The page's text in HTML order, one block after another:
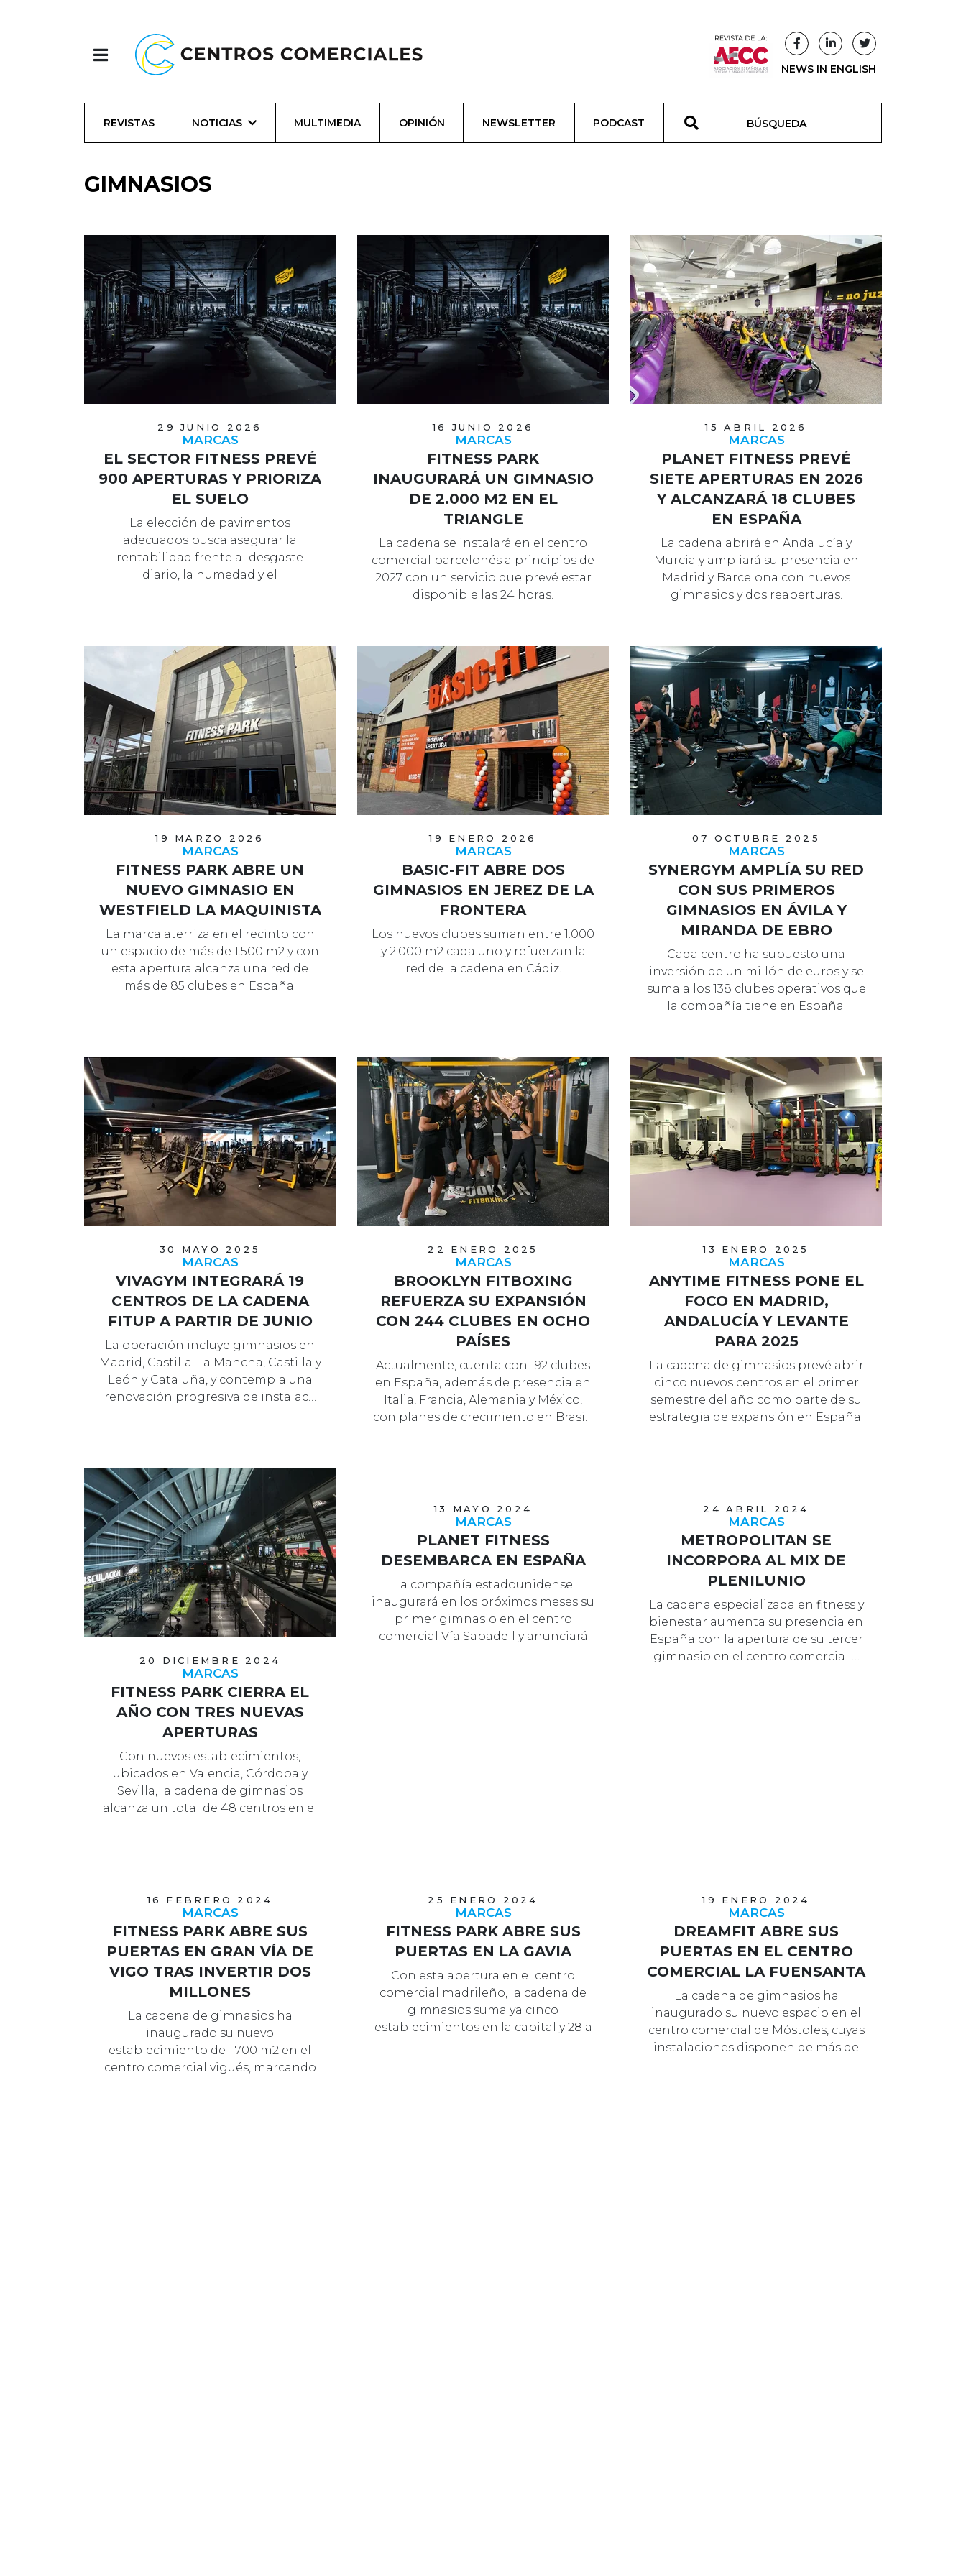
NEWS IN ENGLISH
REVISTAS NOTICIAS MULTIMEDIA OPINIÓN NEWSLETTER PODCAST
GIMNASIOS
29 JUNIO 2026
MARCAS
EL SECTOR FITNESS PREVÉ
900 APERTURAS Y PRIORIZA
EL SUELO
La elección de pavimentos
adecuados busca asegurar la
rentabilidad frente al desgaste
diario, la humedad y el
16 JUNIO 2026
MARCAS
FITNESS PARK
INAUGURARÁ UN GIMNASIO
DE 2.000 M2 EN EL
TRIANGLE
La cadena se instalará en el centro
comercial barcelonés a principios de
2027 con un servicio que prevé estar
disponible las 24 horas.
15 ABRIL 2026
MARCAS
PLANET FITNESS PREVÉ
SIETE APERTURAS EN 2026
Y ALCANZARÁ 18 CLUBES
EN ESPAÑA
La cadena abrirá en Andalucía y
Murcia y ampliará su presencia en
Madrid y Barcelona con nuevos
gimnasios y dos reaperturas.
19 MARZO 2026
MARCAS
FITNESS PARK ABRE UN
NUEVO GIMNASIO EN
WESTFIELD LA MAQUINISTA
La marca aterriza en el recinto con
un espacio de más de 1.500 m2 y con
esta apertura alcanza una red de
más de 85 clubes en España.
19 ENERO 2026
MARCAS
BASIC-FIT ABRE DOS
GIMNASIOS EN JEREZ DE LA
FRONTERA
Los nuevos clubes suman entre 1.000
y 2.000 m2 cada uno y refuerzan la
red de la cadena en Cádiz.
07 OCTUBRE 2025
MARCAS
SYNERGYM AMPLÍA SU RED
CON SUS PRIMEROS
GIMNASIOS EN ÁVILA Y
MIRANDA DE EBRO
Cada centro ha supuesto una
inversión de un millón de euros y se
suma a los 138 clubes operativos que
la compañía tiene en España.
30 MAYO 2025
MARCAS
VIVAGYM INTEGRARÁ 19
CENTROS DE LA CADENA
FITUP A PARTIR DE JUNIO
La operación incluye gimnasios en
Madrid, Castilla-La Mancha, Castilla y
León y Cataluña, y contempla una
renovación progresiva de instalac…
22 ENERO 2025
MARCAS
BROOKLYN FITBOXING
REFUERZA SU EXPANSIÓN
CON 244 CLUBES EN OCHO
PAÍSES
Actualmente, cuenta con 192 clubes
en España, además de presencia en
Italia, Francia, Alemania y México,
con planes de crecimiento en Brasi…
13 ENERO 2025
MARCAS
ANYTIME FITNESS PONE EL
FOCO EN MADRID,
ANDALUCÍA Y LEVANTE
PARA 2025
La cadena de gimnasios prevé abrir
cinco nuevos centros en el primer
semestre del año como parte de su
estrategia de expansión en España.
20 DICIEMBRE 2024
MARCAS
FITNESS PARK CIERRA EL
AÑO CON TRES NUEVAS
APERTURAS
Con nuevos establecimientos,
ubicados en Valencia, Córdoba y
Sevilla, la cadena de gimnasios
alcanza un total de 48 centros en el
13 MAYO 2024
MARCAS
PLANET FITNESS
DESEMBARCA EN ESPAÑA
La compañía estadounidense
inaugurará en los próximos meses su
primer gimnasio en el centro
comercial Vía Sabadell y anunciará
24 ABRIL 2024
MARCAS
METROPOLITAN SE
INCORPORA AL MIX DE
PLENILUNIO
La cadena especializada en fitness y
bienestar aumenta su presencia en
España con la apertura de su tercer
gimnasio en el centro comercial …
16 FEBRERO 2024
MARCAS
FITNESS PARK ABRE SUS
PUERTAS EN GRAN VÍA DE
VIGO TRAS INVERTIR DOS
MILLONES
La cadena de gimnasios ha
inaugurado su nuevo
establecimiento de 1.700 m2 en el
centro comercial vigués, marcando
25 ENERO 2024
MARCAS
FITNESS PARK ABRE SUS
PUERTAS EN LA GAVIA
Con esta apertura en el centro
comercial madrileño, la cadena de
gimnasios suma ya cinco
establecimientos en la capital y 28 a
19 ENERO 2024
MARCAS
DREAMFIT ABRE SUS
PUERTAS EN EL CENTRO
COMERCIAL LA FUENSANTA
La cadena de gimnasios ha
inaugurado su nuevo espacio en el
centro comercial de Móstoles, cuyas
instalaciones disponen de más de